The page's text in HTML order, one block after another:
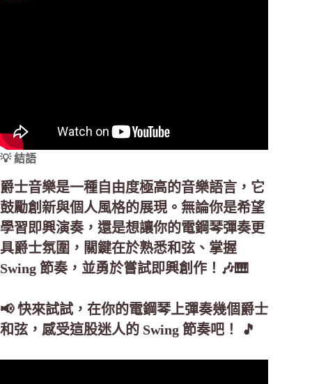
💡 結語
爵士音樂是一種自由度極高的音樂語言，它
鼓勵創新與個人風格的展現。無論你是希望
學習即興演奏，還是想讓你的電鋼琴彈奏更
具爵士氛圍，關鍵在於熟悉和弦、掌握
Swing 節奏，並勇於嘗試即興創作！🎶🎹
📢 快來試試，在你的電鋼琴上彈奏幾個爵士
和弦，感受這股迷人的 Swing 節奏吧！ 🎵